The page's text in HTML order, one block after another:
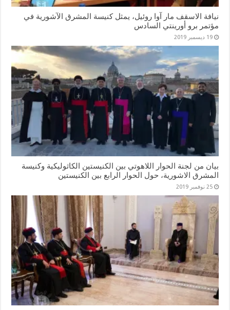
نيافة الاسقف مار آوا روئيل، يمثل كنيسة المشرق الآشورية في
مؤتمر برو أورينتي السادس
19 ديسمبر 2019
بيان من لجنة الحوار اللاهوتي بين الكنيستين الكاثوليكية وكنيسة
المشرق الاشورية، حول الحوار الرابع بين الكنيستين
25 نوفمبر 2019